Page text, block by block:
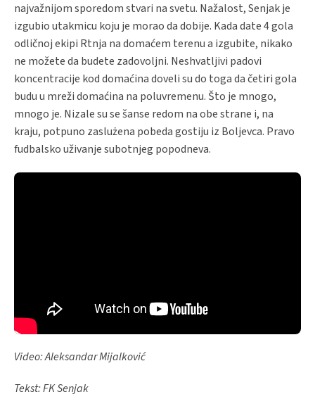
najvažnijom sporedom stvari na svetu. Nažalost, Senjak je
izgubio utakmicu koju je morao da dobije. Kada date 4 gola
odličnoj ekipi Rtnja na domaćem terenu a izgubite, nikako
ne možete da budete zadovoljni. Neshvatljivi padovi
koncentracije kod domaćina doveli su do toga da četiri gola
budu u mreži domaćina na poluvremenu. Što je mnogo,
mnogo je. Nizale su se šanse redom na obe strane i, na
kraju, potpuno zaslużena pobeda gostiju iz Boljevca. Pravo
fudbalsko uživanje subotnjeg popodneva.
Video: Aleksandar Mijalković
Tekst: FK Senjak